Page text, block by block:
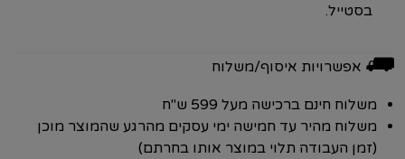
בסטייל.
⛟ אפשרויות איסוף/משלוח
משלוח חינם ברכישה מעל 599 ש"ח
משלוח מהיר עד חמישה ימי עסקים מהרגע שהמוצר מוכן
(זמן העבודה תלוי במוצר אותו בחרתם)